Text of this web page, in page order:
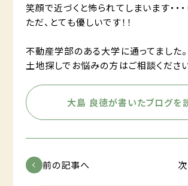
笑顔で近づくと怖られてしまいます・・・
ただ、とても優しいです！！
不動産学部のある大学に通ってました。
土地探しでお悩みの方はご相談ください
大島 良徳が書いたブログを
前の記事へ